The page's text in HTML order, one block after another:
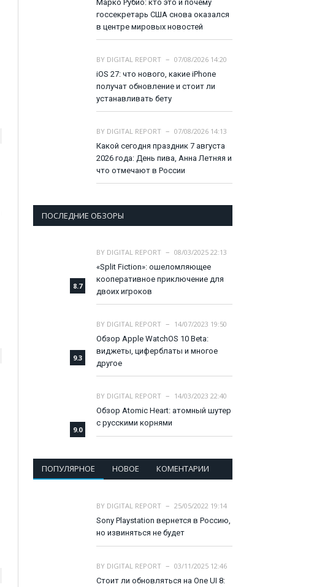
Марко Рубио: кто это и почему
госсекретарь США снова оказался
в центре мировых новостей
BY DIGITAL REPORT
07/08/2026 14:20
iOS 27: что нового, какие iPhone
получат обновление и стоит ли
устанавливать бету
BY DIGITAL REPORT
07/08/2026 14:13
Какой сегодня праздник 7 августа
2026 года: День пива, Анна Летняя и
что отмечают в России
ПОСЛЕДНИЕ ОБЗОРЫ
8.7
BY DIGITAL REPORT
08/03/2025 22:13
«Split Fiction»: ошеломляющее
кооперативное приключение для
двоих игроков
9.3
BY DIGITAL REPORT
14/07/2023 19:50
Обзор Apple WatchOS 10 Beta:
виджеты, циферблаты и многое
другое
9.0
BY DIGITAL REPORT
14/03/2023 22:40
Обзор Atomic Heart: атомный шутер
с русскими корнями
ПОПУЛЯРНОЕ НОВОЕ КОМЕНТАРИИ
BY DIGITAL REPORT
25/05/2022 19:14
Sony Playstation вернется в Россию,
но извиняться не будет
BY DIGITAL REPORT
03/11/2025 12:46
Стоит ли обновляться на One UI 8: